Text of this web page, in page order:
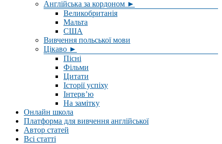
Англійська за кордоном ►
Великобританія
Мальта
США
Вивчення польської мови
Цікаво ►
Пісні
Фільми
Цитати
Історії успіху
Інтерв’ю
На замітку
Онлайн школа
Платформа для вивчення англійської
Автор статей
Всі статті